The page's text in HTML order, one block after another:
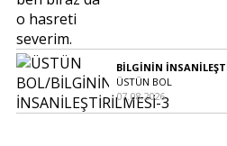
BİLGİNİN
ÜSTÜN BOL
07.08.2026